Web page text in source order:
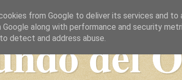
del
from Google to deliver its services and to
Google along with performance and security
detect and address abuse.